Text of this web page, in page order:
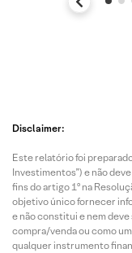
Disclaimer:
Este relatório foi
Investimentos”) e não
fins do artigo 1º na
objetivo único fornecer
e não constitui e nem
compra/venda ou como
qualquer instrumento